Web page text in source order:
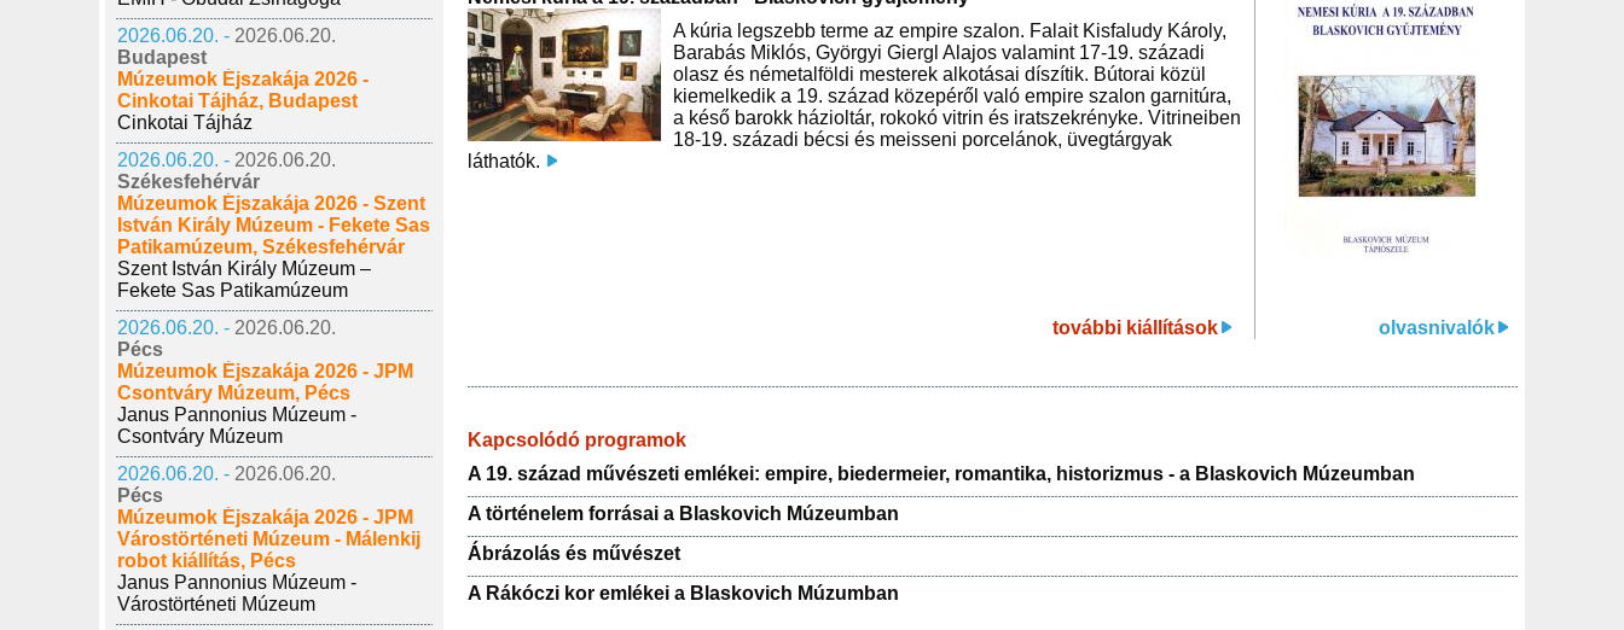
2026.06.20. - 2026.06.20.
Budapest
Múzeumok Éjszakája 2026 -
Cinkotai Tájház, Budapest
Cinkotai Tájház
2026.06.20. - 2026.06.20.
Székesfehérvár
Múzeumok Éjszakája 2026 - Szent
István Király Múzeum - Fekete Sas
Patikamúzeum, Székesfehérvár
Szent István Király Múzeum –
Fekete Sas Patikamúzeum
2026.06.20. - 2026.06.20.
Pécs
Múzeumok Éjszakája 2026 - JPM
Csontváry Múzeum, Pécs
Janus Pannonius Múzeum -
Csontváry Múzeum
2026.06.20. - 2026.06.20.
Pécs
Múzeumok Éjszakája 2026 - JPM
Várostörténeti Múzeum - Málenkij
robot kiállítás, Pécs
Janus Pannonius Múzeum -
Várostörténeti Múzeum
A kúria legszebb terme az empire szalon. Falait Kisfaludy Károly,
Barabás Miklós, Györgyi Giergl Alajos valamint 17-19. századi
olasz és németalföldi mesterek alkotásai díszítik. Bútorai közül
kiemelkedik a 19. század közepéről való empire szalon garnitúra,
a késő barokk házioltár, rokokó vitrin és iratszekrényke. Vitrineiben
18-19. századi bécsi és meisseni porcelánok, üvegtárgyak
láthatók.
további kiállítások olvasnivalók
Kapcsolódó programok
A 19. század művészeti emlékei: empire, biedermeier, romantika, historizmus - a Blaskovich Múzeumban
A történelem forrásai a Blaskovich Múzeumban
Ábrázolás és művészet
A Rákóczi kor emlékei a Blaskovich Múzumban